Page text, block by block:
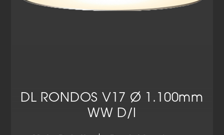
DL RONDOS V17 Ø 1.100mm
WW D/I